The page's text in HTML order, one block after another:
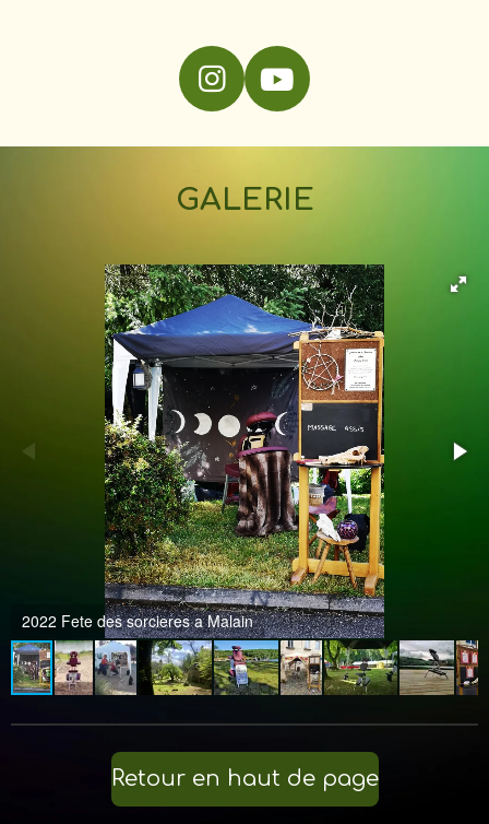
I
s
t
a
r
a
m
Y
u
T
u
e
GALERIE
2022 Fete des sorcieres a Malain
Retour en haut de page